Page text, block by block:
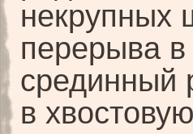
некрупных
перерыва
срединный
в